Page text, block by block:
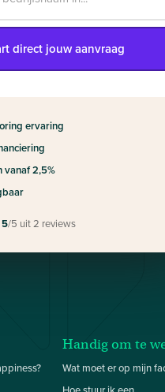
direct jouw aanvraag
ervaring
vanaf 2,5%
5/5 uit 2 reviews
Handig om te
Wat moet er op mijn